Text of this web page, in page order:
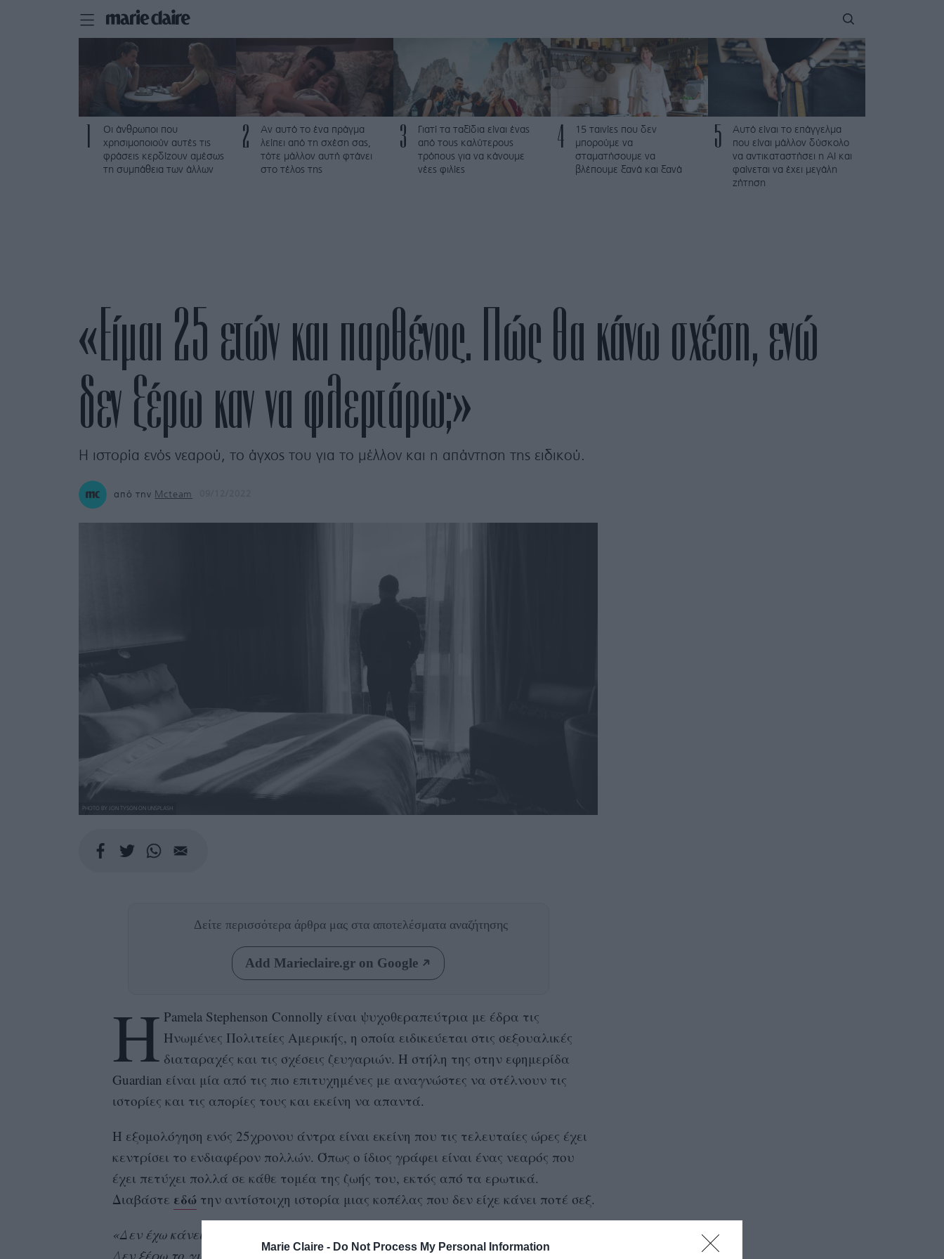
Marie Claire - Do Not Process My Personal Information
Οι άνθρωποι που
χρησιμοποιούν αυτές τις
φράσεις κερδίζουν αμέσως
τη συμπάθεια των άλλων
2
Αν αυτό το ένα πράγμα
λείπει από τη σχέση σας,
τότε μάλλον αυτή φτάνει
στο τέλος της
3
Γιατί τα ταξίδια είναι ένας
από τους καλύτερους
τρόπους για να κάνουμε
νέες φιλίες
4
15 ταινίες που δεν
μπορούμε να
σταματήσουμε να
βλέπουμε ξανά και ξανά
5
Αυτό είναι το επάγγελμα
που είναι μάλλον δύσκολο
να αντικαταστήσει η AI και
φαίνεται να έχει μεγάλη
ζήτηση
«Είμαι 25 ετών και παρθένος. Πώς θα κάνω σχέση, ενώ
δεν ξέρω καν να φλερτάρω;»
Η ιστορία ενός νεαρού, το άγχος του για το μέλλον και η απάντηση της ειδικού.
από την Mcteam
PHOTO BY JON TYSON ON UNSPLASH
Δείτε περισσότερα άρθρα μας στα αποτελέσματα αναζήτησης
Add Marieclaire.gr on Google
Η Pamela Stephenson Connolly είναι ψυχοθεραπεύτρια με έδρα τις
Ηνωμένες Πολιτείες Αμερικής, η οποία ειδικεύεται στις σεξουαλικές
διαταραχές και τις σχέσεις ζευγαριών. Η στήλη της στην εφημερίδα
Guardian είναι μία από τις πιο επιτυχημένες με αναγνώστες να στέλνουν τις
ιστορίες και τις απορίες τους και εκείνη να απαντά.
Η εξομολόγηση ενός 25χρονου άντρα είναι εκείνη που τις τελευταίες ώρες έχει
κεντρίσει το ενδιαφέρον πολλών. Όπως ο ίδιος γράφει είναι ένας νεαρός που
έχει πετύχει πολλά σε κάθε τομέα της ζωής του, εκτός από τα ερωτικά.
Διαβάστε εδώτην αντίστοιχη ιστορία μιας κοπέλας που δεν είχε κάνει ποτέ σεξ.
«Δεν έχω κάνει ποτέ
Δεν ξέρω το γιατί, αλλά μάλλον εγώ έχω κάποιο πρόβλημα. Ωστόσο, οι φίλοι